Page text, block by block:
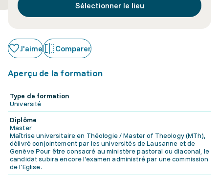
Sélectionner le lieu
J'aime Comparer
Aperçu de la formation
Type de formation
Université
Diplôme
Master
Maîtrise universitaire en Théologie / Master of Theology (MTh),
délivré conjointement par les universités de Lausanne et de
Genève Pour être consacré au ministère pastoral ou diaconal, le
candidat subira encore l'examen administré par une commission
de l'Eglise.